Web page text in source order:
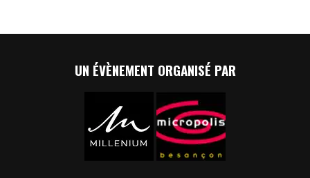
UN ÉVÈNEMENT ORGANISÉ PAR